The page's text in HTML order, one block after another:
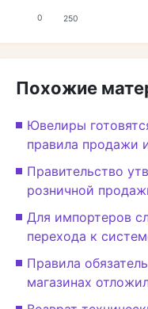
0 250
Похожие
Ювелиры
правила продажи
Правительство
розничной
Для импортеров
перехода к
Правила
магазинах